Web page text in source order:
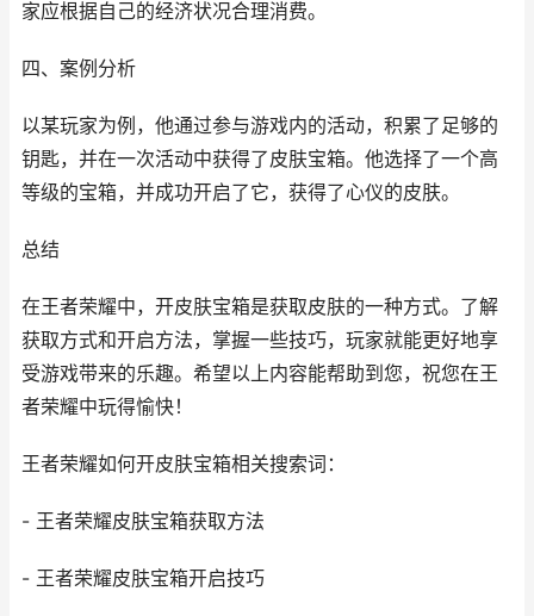
家应根据自己的经济状况合理消费。
四、案例分析
以某玩家为例，他通过参与游戏内的活动，积累了足够的
钥匙，并在一次活动中获得了皮肤宝箱。他选择了一个高
等级的宝箱，并成功开启了它，获得了心仪的皮肤。
总结
在王者荣耀中，开皮肤宝箱是获取皮肤的一种方式。了解
获取方式和开启方法，掌握一些技巧，玩家就能更好地享
受游戏带来的乐趣。希望以上内容能帮助到您，祝您在王
者荣耀中玩得愉快！
王者荣耀如何开皮肤宝箱相关搜索词：
- 王者荣耀皮肤宝箱获取方法
- 王者荣耀皮肤宝箱开启技巧